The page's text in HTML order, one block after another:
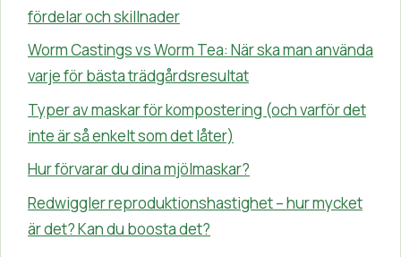
fördelar och skillnader
Worm Castings vs Worm Tea: När ska man använda
varje för bästa trädgårdsresultat
Typer av maskar för kompostering (och varför det
inte är så enkelt som det låter)
Hur förvarar du dina mjölmaskar?
Redwiggler reproduktionshastighet – hur mycket
är det? Kan du boosta det?